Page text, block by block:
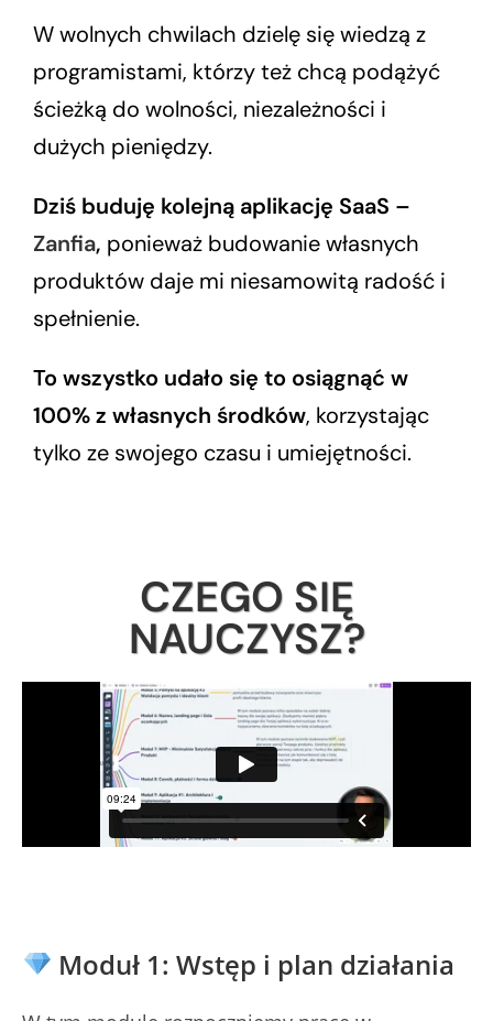
W wolnych chwilach dzielę się wiedzą z
programistami, którzy też chcą podążyć
ścieżką do wolności, niezależności i
dużych pieniędzy.
Dziś buduję kolejną aplikację SaaS –
Zanfia, ponieważ budowanie własnych
produktów daje mi niesamowitą radość i
spełnienie.
To wszystko udało się to osiągnąć w
100% z własnych środków, korzystając
tylko ze swojego czasu i umiejętności.
CZEGO SIĘ
NAUCZYSZ?
Moduł 1: Wstęp i plan działania